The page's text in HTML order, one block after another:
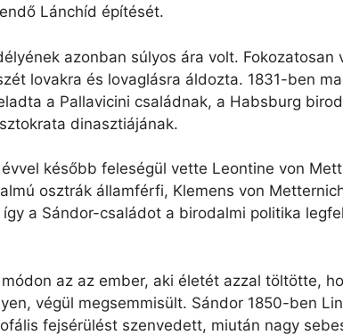
Lánchíd építését.
azonban súlyos ára volt. Fokozatosan
lovakra és lovaglásra áldozta. 1831-ben
a Pallavicini családnak, a Habsburg
dinasztiájának.
később feleségül vette Leontine von
osztrák államférfi, Klemens von
így a Sándor-családot a birodalmi politika
az az ember, aki életét azzal töltötte,
végül megsemmisült. Sándor 1850-ben
fejsérülést szenvedett, miután nagy